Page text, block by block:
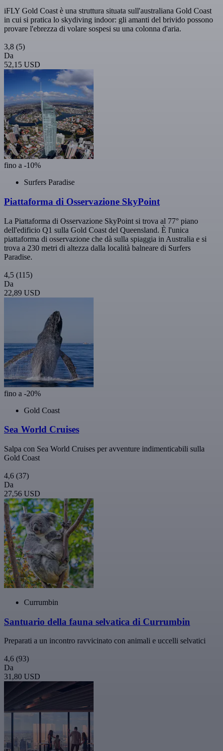
iFLY Gold Coast è una struttura situata sull'australiana Gold Coast
in cui si pratica lo skydiving indoor: gli amanti del brivido possono
provare l'ebrezza di volare sospesi su una colonna d'aria.
3,8 (5)
Da
52,15 USD
fino a -10%
Surfers Paradise
Piattaforma di Osservazione SkyPoint
La Piattaforma di Osservazione SkyPoint si trova al 77° piano
dell'edificio Q1 sulla Gold Coast del Queensland. È l'unica
piattaforma di osservazione che dà sulla spiaggia in Australia e si
trova a 230 metri di altezza dalla località balneare di Surfers
Paradise.
4,5 (115)
Da
22,89 USD
fino a -20%
Gold Coast
Sea World Cruises
Salpa con Sea World Cruises per avventure indimenticabili sulla
Gold Coast
4,6 (37)
Da
27,56 USD
Currumbin
Santuario della fauna selvatica di Currumbin
Preparati a un incontro ravvicinato con animali e uccelli selvatici
4,6 (93)
Da
31,80 USD